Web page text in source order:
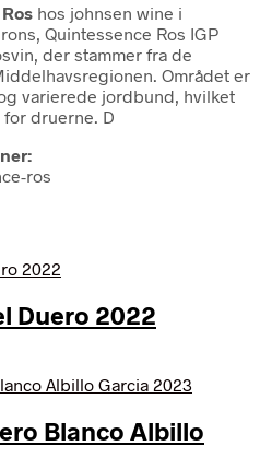
hos johnsen wine i
Quintessence Ros IGP
der stammer fra de
Området er
varierede jordbund, hvilket
druerne. D
ros
Duero 2022
Blanco Albillo